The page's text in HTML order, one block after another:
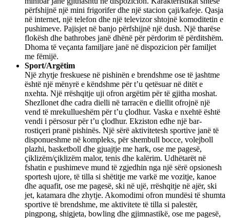
përfshijnë një mini frigorifer dhe një stacion çaji/kafeje. Qasja
në internet, një telefon dhe një televizor shtojnë komoditetin e
pushimeve. Pajisjet në banjo përfshijnë një dush. Një tharëse
flokësh dhe bathrobes janë dhënë për përdorim të përditshëm.
Dhoma të veçanta familjare janë në dispozicion për familjet
me fëmijë.
Sport/Argëtim
Një zhytje freskuese në pishinën e brendshme ose të jashtme
është një mënyrë e këndshme për t’u qetësuar në ditët e
nxehta. Një rrëshqitje uji ofron argëtim për të gjitha moshat.
Shezllonet dhe cadra dielli në tarracën e diellit ofrojnë një
vend të mrekullueshëm për t’u çlodhur. Vaska e nxehtë është
vendi i përsosur për t’u çlodhur. Ekziston edhe një bar-
rostiçeri pranë pishinës. Një sërë aktivitetesh sportive janë të
disponueshme në kompleks, për shembull bocce, volejboll
plazhi, basketboll dhe gjuajtje me hark, ose me pagesë,
çiklizëm/çiklizëm malor, tenis dhe kalërim. Udhëtarët në
fshatin e pushimeve mund të zgjedhin nga një sërë opsionesh
sportesh ujore, të tilla si shëtitje me varkë me vozitje, kanoe
dhe aquafit, ose me pagesë, ski në ujë, rrëshqitje në ajër, ski
jet, katamara dhe zhytje. Akomodimi ofron mundësi të shumta
sportive të brendshme, me aktivitete të tilla si palestër,
pingpong, shigjeta, bowling dhe gjimnastikë, ose me pagesë,